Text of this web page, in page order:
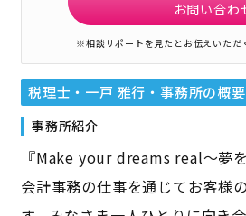
お問い合わ
※相談サポートを見たとお伝えいただ
税理士・一戸 雅行・事務所の概要
事務所紹介
『Make your dreams real～夢
会計事務の仕事を通じてお客様